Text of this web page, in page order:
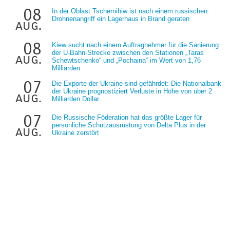
08
aug.
In der Oblast Tschernihiw ist nach einem russischen
Drohnenangriff ein Lagerhaus in Brand geraten
08
aug.
Kiew sucht nach einem Auftragnehmer für die Sanierung
der U-Bahn-Strecke zwischen den Stationen „Taras
Schewtschenko“ und „Pochaina“ im Wert von 1,76
Milliarden
07
aug.
Die Exporte der Ukraine sind gefährdet: Die Nationalbank
der Ukraine prognostiziert Verluste in Höhe von über 2
Milliarden Dollar
07
aug.
Die Russische Föderation hat das größte Lager für
persönliche Schutzausrüstung von Delta Plus in der
Ukraine zerstört